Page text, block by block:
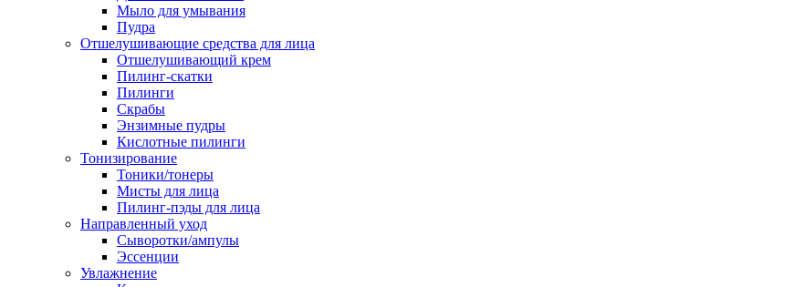
Мыло для умывания
Пудра
Отшелушивающие средства для лица
Отшелушивающий крем
Пилинг-скатки
Пилинги
Скрабы
Энзимные пудры
Кислотные пилинги
Тонизирование
Тоники/тонеры
Мисты для лица
Пилинг-пэды для лица
Направленный уход
Сыворотки/ампулы
Эссенции
Увлажнение